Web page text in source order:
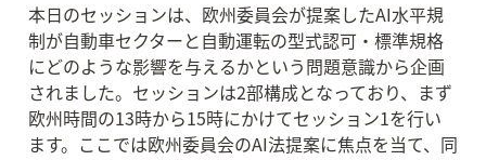
本日のセッションは、欧州委員会が提案したAI水平規
制が自動車セクターと自動運転の型式認可・標準規格
にどのような影響を与えるかという問題意識から企画
されました。セッションは2部構成となっており、まず
欧州時間の13時から15時にかけてセッション1を行い
ます。ここでは欧州委員会のAI法提案に焦点を当て、同